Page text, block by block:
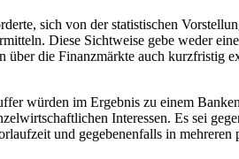
sich von der statistischen
Diese Sichtweise gebe weder
die Finanzmärkte auch
würden im Ergebnis zu einem
Interessen. Es sei
und gegebenenfalls in